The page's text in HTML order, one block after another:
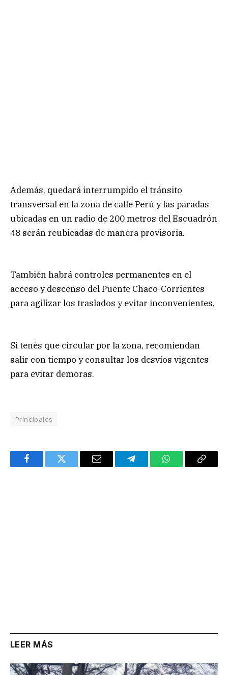
Además, quedará interrumpido el tránsito
transversal en la zona de calle Perú y las paradas
ubicadas en un radio de 200 metros del Escuadrón
48 serán reubicadas de manera provisoria.
También habrá controles permanentes en el
acceso y descenso del Puente Chaco-Corrientes
para agilizar los traslados y evitar inconvenientes.
Si tenés que circular por la zona, recomiendan
salir con tiempo y consultar los desvíos vigentes
para evitar demoras.
Principales
FacebookTwitter Email TelegramWhatsAppCopy
LEER MÁS